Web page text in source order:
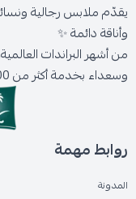
يقدّم ملابس رجالية
وأناقة دائمة ✨
من أشهر البراندات
وسعداء بخدمة أكثر من 300,000 عميل حول المملكة.
روابط مهمة
المدونة